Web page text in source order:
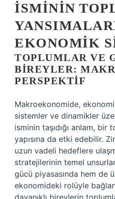
İSMININ
EKONOMIK
TOPLUMLAR VE
BIREYLER:
PERSPEKTIF
Makroekonomide,
sistemler ve dinamikler
isminin taşıdığı anlam, bir
yapısına da etki edebilir.
uzun vadeli hedeflere
stratejilerinin temel
gücü piyasasında hem de
ekonomideki rolüyle
dayanıklı bireylerin